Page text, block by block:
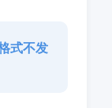
式不发